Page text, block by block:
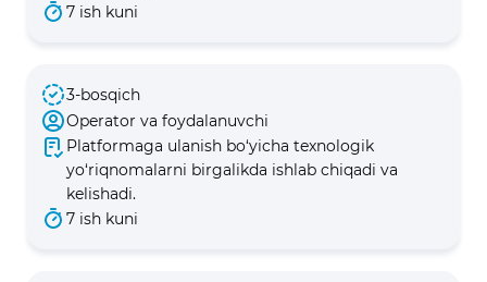
7 ish kuni
3-bosqich
Operator va foydalanuvchi
Platformaga ulanish bo‘yicha texnologik
yo‘riqnomalarni birgalikda ishlab chiqadi va
kelishadi.
7 ish kuni